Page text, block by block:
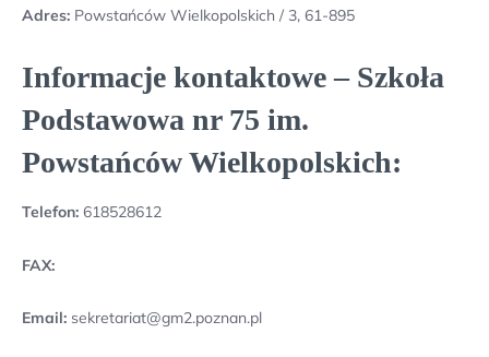
Adres: Powstańców Wielkopolskich / 3, 61-895
Informacje kontaktowe – Szkoła
Podstawowa nr 75 im.
Powstańców Wielkopolskich:
Telefon: 618528612
FAX:
Email: sekretariat@gm2.poznan.pl